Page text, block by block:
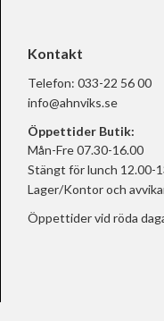
Kontakt
Telefon: 033-22 56 00
info@ahnviks.se
Öppettider Butik:
Mån-Fre 07.30-16.00
Stängt för lunch 12.00-
Lager/Kontor och
Öppettider vid röda